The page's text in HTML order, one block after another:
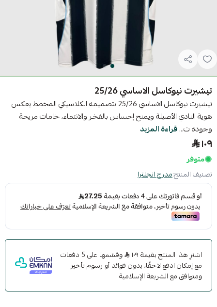
تيشيرت نيوكاسل الاساسي 25/26
تيشيرت نيوكاسل الاساسي 25/26 بتصميمه الكلاسيكي المخطط يعكس
هوية النادي الأصيلة ويمنح إحساس بالفخـر والانتماء، خامات مريحة
وجودة ت...قراءة المزيد
١٠٩
متوفر
تصنيف المنتج:مدرج انجلترا
اشترِ هذا المنتج بقيمة ١٠٩
وقسّمها على 5 دفعات
مع إمكان ادفع لاحقًا، بدون فوائد أو رسوم تأخير
ومتوافق مع الشريعة الإسلامية